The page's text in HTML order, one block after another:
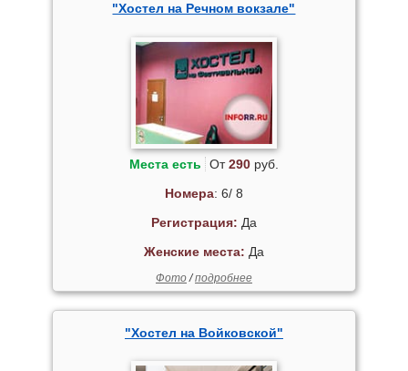
"Хостел на Речном вокзале"
Места есть От290руб.
Номера: 6/ 8
Регистрация: Да
Женские места: Да
Фото/подробнее
"Хостел на Войковской"